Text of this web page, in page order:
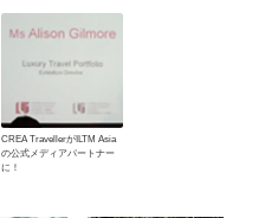
CREA TravellerがILTM Asia
の公式メディアパートナー
に！